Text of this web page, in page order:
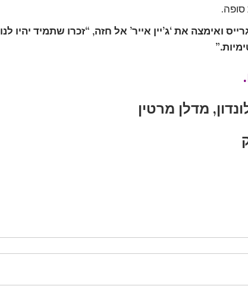
סופה.
ואימצה את ‘ג’יין אייר’ אל חזה, “זכרו שתמיד יהיו לנו
מדלן מרטין